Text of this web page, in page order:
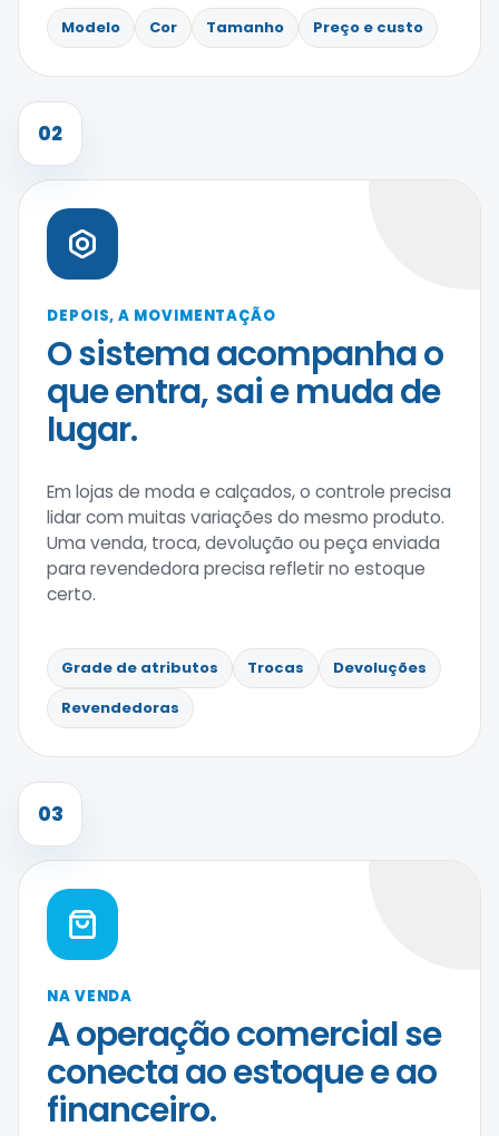
Modelo Cor Tamanho Preço e custo
02
DEPOIS, A MOVIMENTAÇÃO
O sistema acompanha o
que entra, sai e muda de
lugar.
Em lojas de moda e calçados, o controle precisa
lidar com muitas variações do mesmo produto.
Uma venda, troca, devolução ou peça enviada
para revendedora precisa refletir no estoque
certo.
Grade de atributos Trocas
Devoluções
Revendedoras
03
NA VENDA
A operação comercial se
conecta ao estoque e ao
financeiro.